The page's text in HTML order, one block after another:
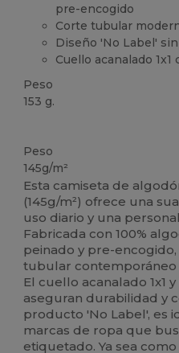
pre-encogido
Corte tubular
Diseño 'No Label'
Cuello acanalado
Peso
153 g.
Peso
145g/m²
Esta camiseta de
(145g/m²) ofrece una
uso diario y una
Fabricada con 100%
peinado y pre-
tubular contemporáneo
El cuello acanalado 1x1
aseguran durabilidad y
producto 'No Label', es
marcas de ropa que
etiquetado. Ya sea